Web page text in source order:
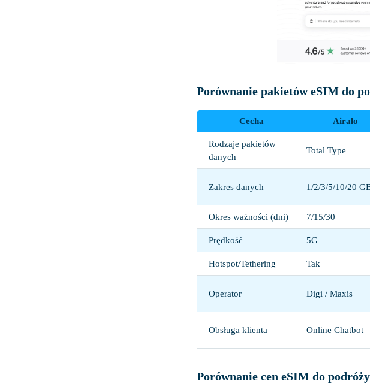
Porównanie pakietów eSIM do
Cecha Airalo
Rodzaje pakietów
danych
Total Type
Zakres danych 1/2/3/5/10/20
Okres ważności (dni) 7/15/30
Prędkość 5G
Hotspot/Tethering Tak
Operator Digi / Maxis
Obsługa klienta Online Chatbot
Porównanie cen eSIM do